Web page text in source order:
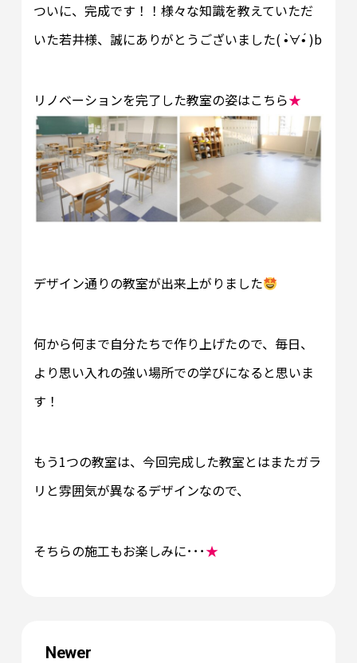
ついに、完成です！！様々な知識を教えていただ
いた若井様、誠にありがとうございました( •̀∀•́ )b
リノベーションを完了した教室の姿はこちら★
デザイン通りの教室が出来上がりました
何から何まで自分たちで作り上げたので、毎日、
より思い入れの強い場所での学びになると思いま
す！
もう1つの教室は、今回完成した教室とはまたガラ
リと雰囲気が異なるデザインなので、
そちらの施工もお楽しみに･･･★
Newer